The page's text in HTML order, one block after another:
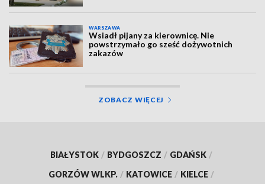
WARSZAWA
Wsiadł pijany za kierownicę. Nie
powstrzymało go sześć dożywotnich
zakazów
ZOBACZ WIĘCEJ
BIAŁYSTOK / BYDGOSZCZ / GDAŃSK /
GORZÓW WLKP. / KATOWICE / KIELCE /